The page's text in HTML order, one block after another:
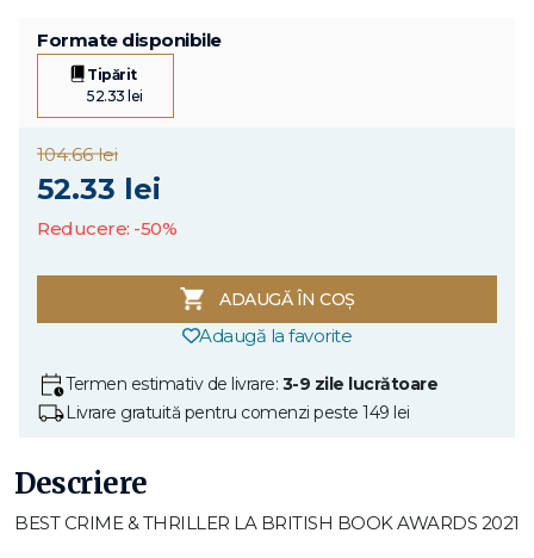
Formate disponibile
Tipărit
52.33 lei
104.66 lei
52.33 lei
Reducere: -50%
ADAUGĂ ÎN COȘ
Adaugă la favorite
Termen estimativ de livrare: 3-9 zile lucrătoare
Livrare gratuită pentru comenzi peste 149 lei
Descriere
BEST CRIME & THRILLER LA BRITISH BOOK AWARDS 2021